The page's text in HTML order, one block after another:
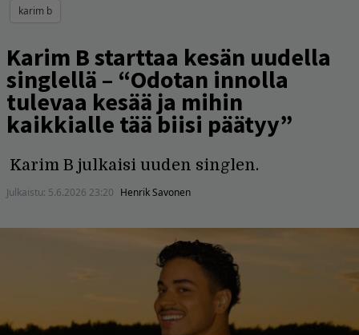
karim b
Karim B starttaa kesän uudella
singlellä – “Odotan innolla
tulevaa kesää ja mihin
kaikkialle tää biisi päätyy”
Karim B julkaisi uuden singlen.
Julkaistu: 5.6.2026 23:20 Henrik Savonen